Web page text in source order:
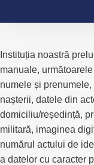
Instituția noastră
manuale,
numele și
nașterii, datele din
domiciliu/reședință,
militară, imaginea
numărul actului de
a datelor cu caracter